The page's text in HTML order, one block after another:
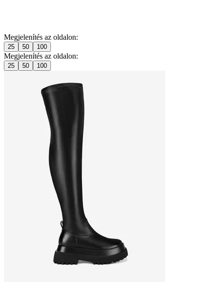
Megjelenítés az oldalon:
25 50 100
Megjelenítés az oldalon:
25 50 100